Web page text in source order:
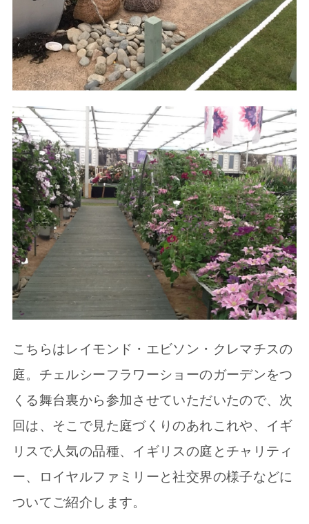
こちらはレイモンド・エビソン・クレマチスの
庭。チェルシーフラワーショーのガーデンをつ
くる舞台裏から参加させていただいたので、次
回は、そこで見た庭づくりのあれこれや、イギ
リスで人気の品種、イギリスの庭とチャリティ
ー、ロイヤルファミリーと社交界の様子などに
ついてご紹介します。